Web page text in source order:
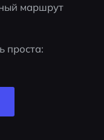
маршрут
проста: